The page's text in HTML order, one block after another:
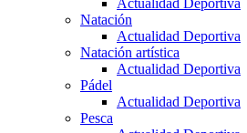
Actualidad Deportiva
Natación
Actualidad Deportiva
Natación artística
Actualidad Deportiva
Pádel
Actualidad Deportiva
Pesca